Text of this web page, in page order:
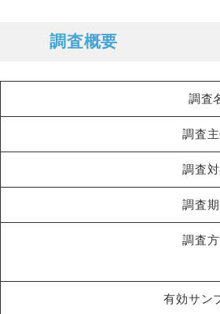
調査概要
調査
調査
調査対
調査
調査
有効サン